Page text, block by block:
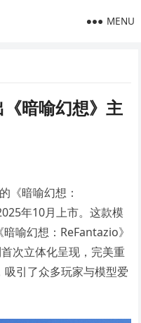
MENU
暗喻幻想》主
《暗喻幻想：
年10月上市。这款模
喻幻想：ReFantazio》
次立体化呈现，完美重
引了众多玩家与模型爱